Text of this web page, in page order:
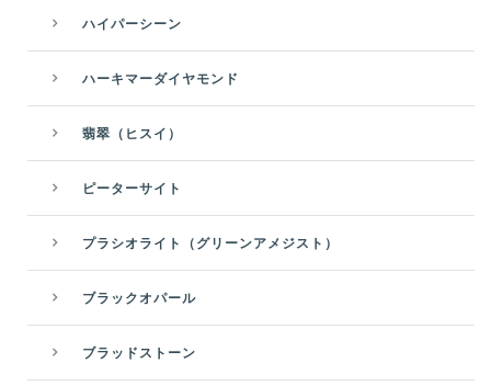
ハイパーシーン
ハーキマーダイヤモンド
翡翠（ヒスイ）
ピーターサイト
プラシオライト（グリーンアメジスト）
ブラックオパール
ブラッドストーン